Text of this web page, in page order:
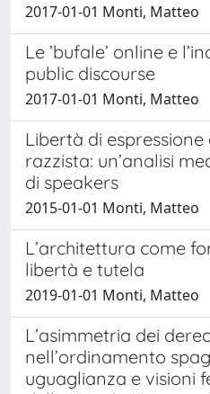
2017-01-01 Monti, Matteo
Le ’bufale’ online e
public discourse
2017-01-01 Monti, Matteo
Libertà di espressione
razzista: un’analisi
di speakers
2015-01-01 Monti, Matteo
L’architettura come
libertà e tutela
2019-01-01 Monti, Matteo
L’asimmetria dei
nell’ordinamento
uguaglianza e visioni